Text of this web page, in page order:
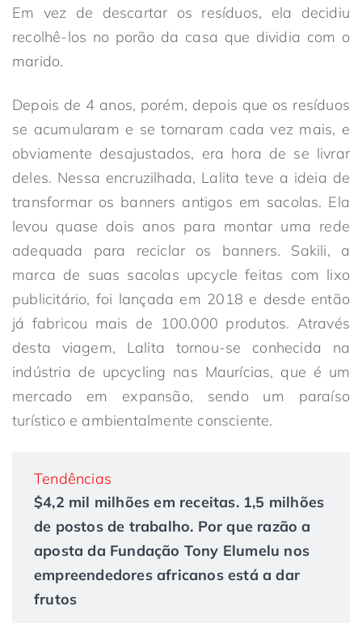
Em vez de descartar os resíduos, ela decidiu
recolhê-los no porão da casa que dividia com o
marido.
Depois de 4 anos, porém, depois que os resíduos
se acumularam e se tornaram cada vez mais, e
obviamente desajustados, era hora de se livrar
deles. Nessa encruzilhada, Lalita teve a ideia de
transformar os banners antigos em sacolas. Ela
levou quase dois anos para montar uma rede
adequada para reciclar os banners. Sakili, a
marca de suas sacolas upcycle feitas com lixo
publicitário, foi lançada em 2018 e desde então
já fabricou mais de 100.000 produtos. Através
desta viagem, Lalita tornou-se conhecida na
indústria de upcycling nas Maurícias, que é um
mercado em expansão, sendo um paraíso
turístico e ambientalmente consciente.
Tendências
$4,2 mil milhões em receitas. 1,5 milhões
de postos de trabalho. Por que razão a
aposta da Fundação Tony Elumelu nos
empreendedores africanos está a dar
frutos